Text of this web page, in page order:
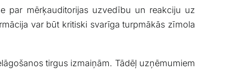
par ⁣mērķauditorijas uzvedību un ⁣reakciju uz
var​ būt kritiski svarīga turpmākās zīmola
tirgus izmaiņām. Tādēļ uzņēmumiem